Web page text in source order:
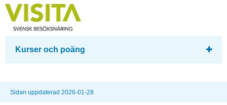
Kurser och poäng
Sidan uppdaterad 2026-01-28